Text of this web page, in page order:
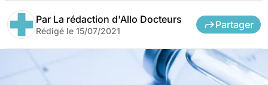
Par La rédaction d'Allo Docteurs
Rédigé le 15/07/2021
Partager